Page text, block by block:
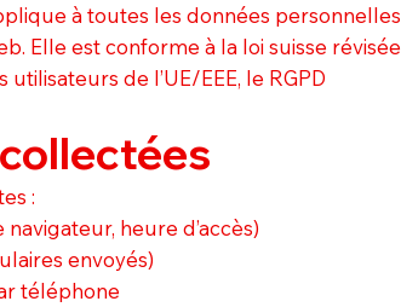
à toutes les données personnelles
Elle est conforme à la loi suisse révisée
de l’UE/EEE, le RGPD
:
heure d’accès)
envoyés)
téléphone